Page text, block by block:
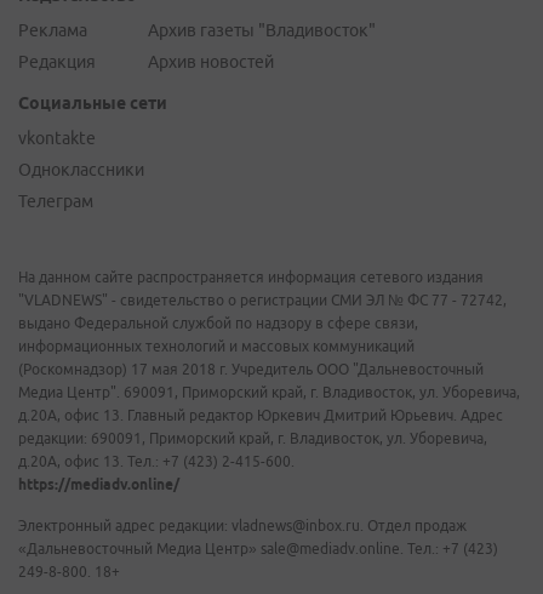
Реклама
Редакция
Архив газеты "Владивосток"
Архив новостей
Социальные сети
vkontakte
Одноклассники
Телеграм
На данном сайте распространяется информация сетевого издания
"VLADNEWS" - свидетельство о регистрации СМИ ЭЛ № ФС 77 - 72742,
выдано Федеральной службой по надзору в сфере связи,
информационных технологий и массовых коммуникаций
(Роскомнадзор) 17 мая 2018 г. Учредитель ООО "Дальневосточный
Медиа Центр". 690091, Приморский край, г. Владивосток, ул. Уборевича,
д.20А, офис 13. Главный редактор Юркевич Дмитрий Юрьевич. Адрес
редакции: 690091, Приморский край, г. Владивосток, ул. Уборевича,
д.20А, офис 13. Тел.: +7 (423) 2-415-600.
https://mediadv.online/
Электронный адрес редакции: vladnews@inbox.ru. Отдел продаж
«Дальневосточный Медиа Центр» sale@mediadv.online. Тел.: +7 (423)
249-8-800. 18+